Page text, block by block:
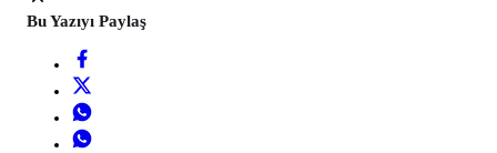
Bu Yazıyı Paylaş